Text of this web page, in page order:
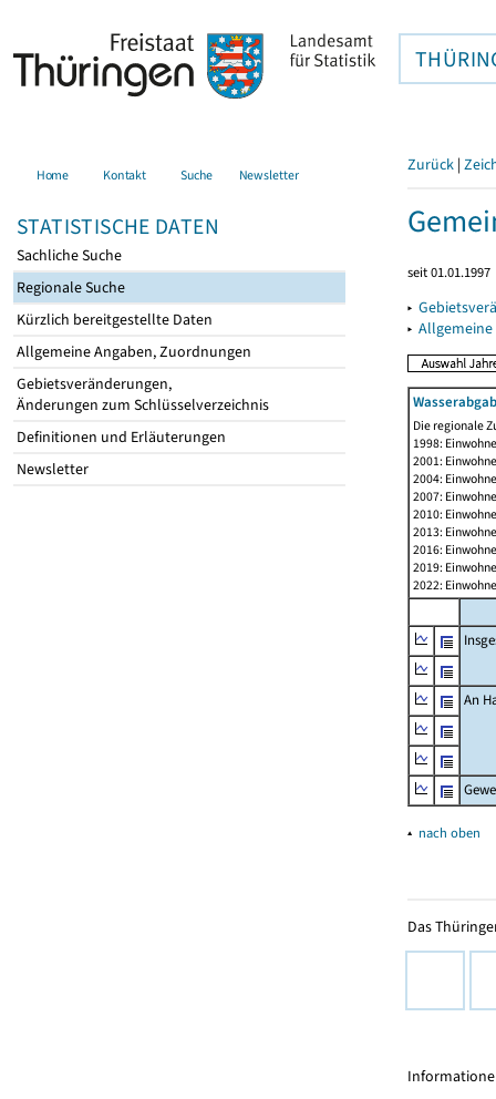
Home Kontakt Suche Newsletter
STATISTISCHE DATEN
Sachliche Suche
Regionale Suche
Kürzlich bereitgestellte Daten
Allgemeine Angaben, Zuordnungen
Gebietsveränderungen,
Änderungen zum Schlüsselverzeichnis
Definitionen und Erläuterungen
Newsletter
Zurück |
seit 01.01.1997
▸
▸
Die regionale
1998:
2001:
2004:
2007:
2010:
2013:
2016:
2019:
2022:
An
▴ nach oben
Das